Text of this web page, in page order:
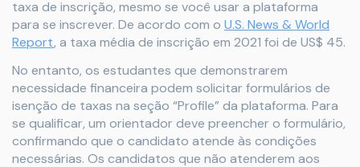
taxa de inscrição, mesmo se você usar a plataforma
para se inscrever. De acordo com o U.S. News & World
Report, a taxa média de inscrição em 2021 foi de US$ 45.
No entanto, os estudantes que demonstrarem
necessidade financeira podem solicitar formulários de
isenção de taxas na seção “Profile” da plataforma. Para
se qualificar, um orientador deve preencher o formulário,
confirmando que o candidato atende às condições
necessárias. Os candidatos que não atenderem aos